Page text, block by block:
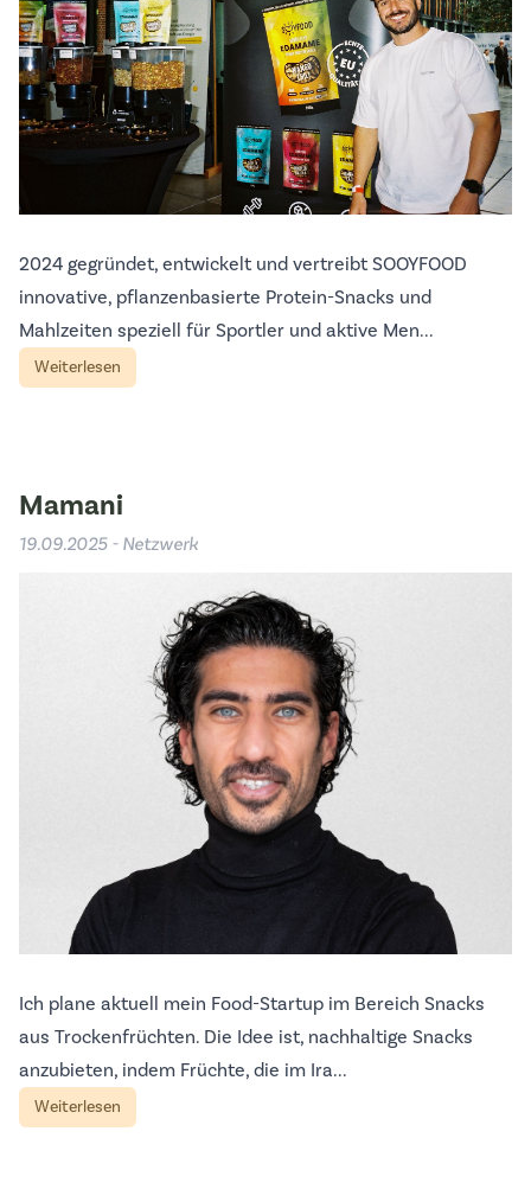
2024 gegründet, entwickelt und vertreibt SOOYFOOD
innovative, pflanzenbasierte Protein-Snacks und
Mahlzeiten speziell für Sportler und aktive Men...
Weiterlesen
Mamani
19.09.2025 - Netzwerk
Ich plane aktuell mein Food-Startup im Bereich Snacks
aus Trockenfrüchten. Die Idee ist, nachhaltige Snacks
anzubieten, indem Früchte, die im Ira...
Weiterlesen